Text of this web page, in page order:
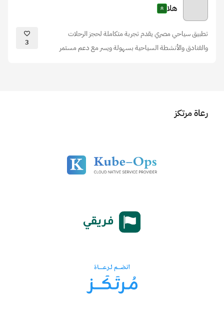
هلا
تطبيق سياحي مصري يقدم تجربة متكاملة لحجز الرحلات
والفنادق والأنشطة السياحية بسهولة ويسر مع دعم مستمر
3
رعاة مرتكز